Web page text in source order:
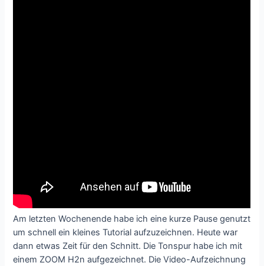
Am letzten Wochenende habe ich eine kurze Pause genutzt
um schnell ein kleines Tutorial aufzuzeichnen. Heute war
dann etwas Zeit für den Schnitt. Die Tonspur habe ich mit
einem ZOOM H2n aufgezeichnet. Die Video-Aufzeichnung